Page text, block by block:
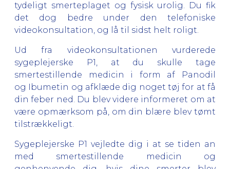
tydeligt smerteplaget og fysisk urolig. Du fik
det dog bedre under den telefoniske
videokonsultation, og lå til sidst helt roligt.
Ud fra videokonsultationen vurderede
sygeplejerske P1, at du skulle tage
smertestillende medicin i form af Panodil
og Ibumetin og afklæde dig noget tøj for at få
din feber ned. Du blev videre informeret om at
være opmærksom på, om din blære blev tømt
tilstrækkeligt.
Sygeplejerske P1 vejledte dig i at se tiden an
med smertestillende medicin og